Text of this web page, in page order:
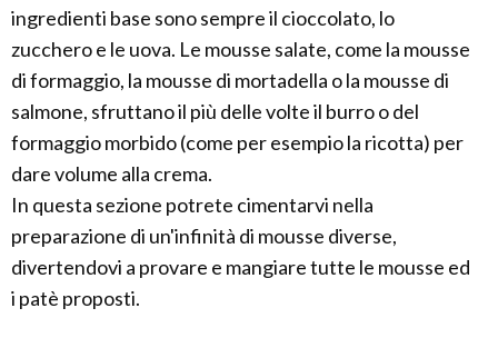
ingredienti base sono sempre il cioccolato, lo
zucchero e le uova. Le mousse salate, come la mousse
di formaggio, la mousse di mortadella o la mousse di
salmone, sfruttano il più delle volte il burro o del
formaggio morbido (come per esempio la ricotta) per
dare volume alla crema.
In questa sezione potrete cimentarvi nella
preparazione di un'infinità di mousse diverse,
divertendovi a provare e mangiare tutte le mousse ed
i patè proposti.